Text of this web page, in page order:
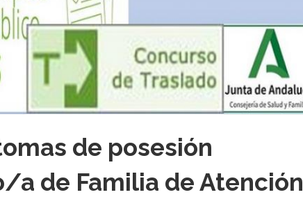
de posesión
a de Familia de Atención